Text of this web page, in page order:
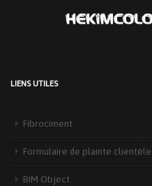
LIENS UTILES
Fibrociment
Formulaire de plainte clientèle
BIM Object